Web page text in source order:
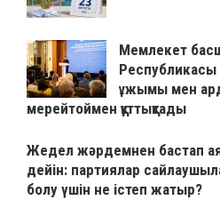
Мемлекет
Республикасы
ұжымы мен
мерейтоймен құттықтады
Жедел жәрдемнен бастап
дейін: партиялар
болу үшін не істеп жатыр?